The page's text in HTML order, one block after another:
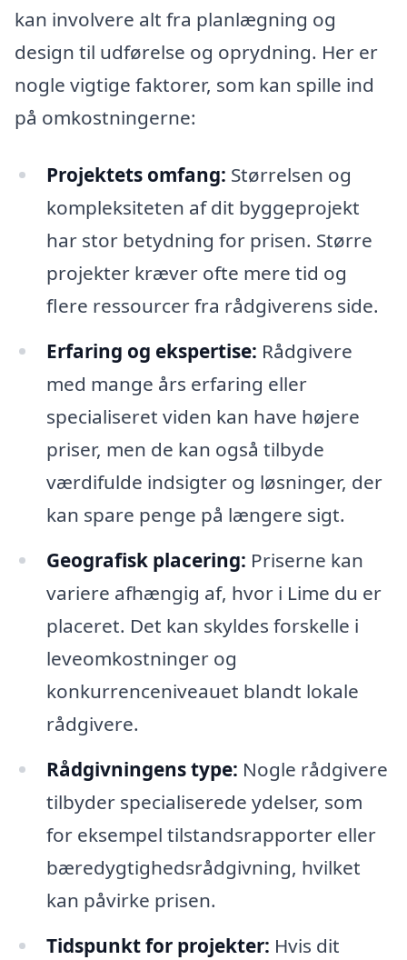
kan involvere alt fra planlægning og
design til udførelse og oprydning. Her er
nogle vigtige faktorer, som kan spille ind
på omkostningerne:
Projektets omfang: Størrelsen og
kompleksiteten af dit byggeprojekt
har stor betydning for prisen. Større
projekter kræver ofte mere tid og
flere ressourcer fra rådgiverens side.
Erfaring og ekspertise: Rådgivere
med mange års erfaring eller
specialiseret viden kan have højere
priser, men de kan også tilbyde
værdifulde indsigter og løsninger, der
kan spare penge på længere sigt.
Geografisk placering: Priserne kan
variere afhængig af, hvor i Lime du er
placeret. Det kan skyldes forskelle i
leveomkostninger og
konkurrenceniveauet blandt lokale
rådgivere.
Rådgivningens type: Nogle rådgivere
tilbyder specialiserede ydelser, som
for eksempel tilstandsrapporter eller
bæredygtighedsrådgivning, hvilket
kan påvirke prisen.
Tidspunkt for projekter: Hvis dit